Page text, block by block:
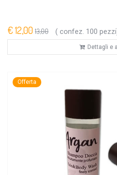
€ 12,00 13,00 ( confez. 100
Dettagli e
Offerta